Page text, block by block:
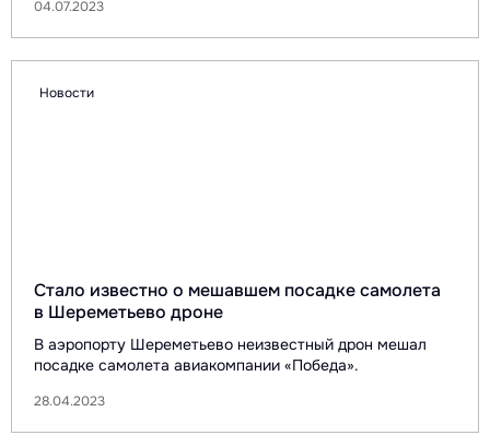
04.07.2023
Новости
Стало известно о мешавшем посадке самолета
в Шереметьево дроне
В аэропорту Шереметьево неизвестный дрон мешал
посадке самолета авиакомпании «Победа».
28.04.2023